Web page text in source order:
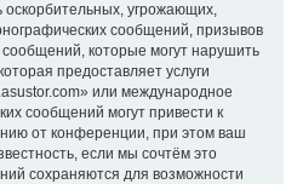
угрожающих,
сообщений, призывов
которые могут нарушить
предоставляет услуги
или международное
сообщений могут привести к
от конференции, при этом ваш
если мы сочтём это
сохраняются для возможности